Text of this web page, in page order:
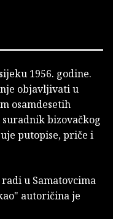
1956. godine.
objavljivati u
osamdesetih
suradnik bizovačkog
putopise, priče i
u Samatovcima
autoričina je